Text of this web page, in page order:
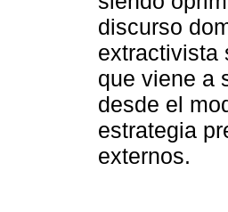
discurso
extractivista
que viene a
desde el
estrategia
externos.